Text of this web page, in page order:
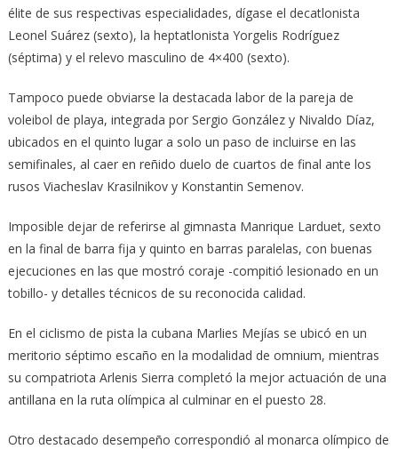
élite de sus respectivas especialidades, dígase el decatlonista
Leonel Suárez (sexto), la heptatlonista Yorgelis Rodríguez
(séptima) y el relevo masculino de 4×400 (sexto).
Tampoco puede obviarse la destacada labor de la pareja de
voleibol de playa, integrada por Sergio González y Nivaldo Díaz,
ubicados en el quinto lugar a solo un paso de incluirse en las
semifinales, al caer en reñido duelo de cuartos de final ante los
rusos Viacheslav Krasilnikov y Konstantin Semenov.
Imposible dejar de referirse al gimnasta Manrique Larduet, sexto
en la final de barra fija y quinto en barras paralelas, con buenas
ejecuciones en las que mostró coraje -compitió lesionado en un
tobillo- y detalles técnicos de su reconocida calidad.
En el ciclismo de pista la cubana Marlies Mejías se ubicó en un
meritorio séptimo escaño en la modalidad de omnium, mientras
su compatriota Arlenis Sierra completó la mejor actuación de una
antillana en la ruta olímpica al culminar en el puesto 28.
Otro destacado desempeño correspondió al monarca olímpico de